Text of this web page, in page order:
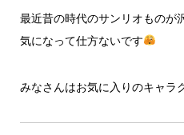
最近昔の時代のサンリオものが
気になって仕方ないです
みなさんはお気に入りのキャラ